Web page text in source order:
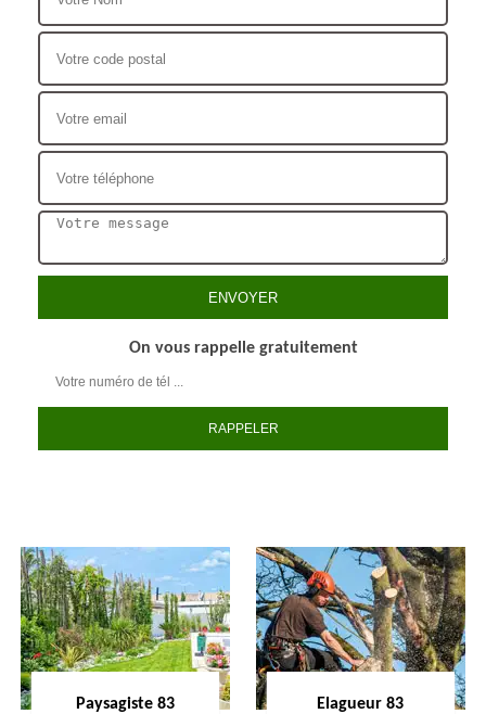
On vous rappelle gratuitement
Paysagiste 83 Elagueur 83